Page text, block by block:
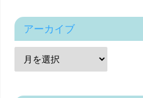
アーカイブ